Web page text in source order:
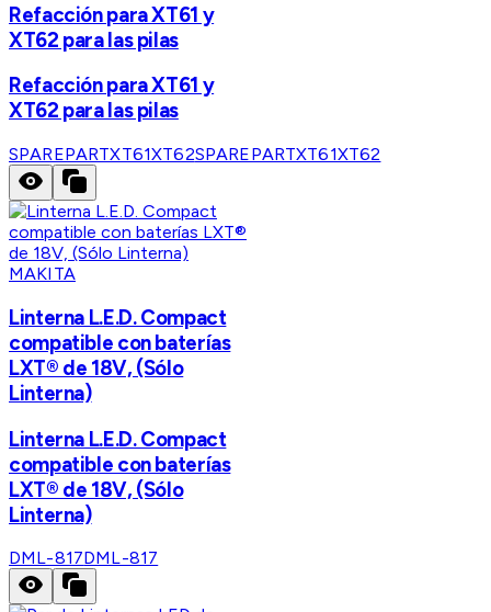
Refacción para XT61 y
XT62 para las pilas
Refacción para XT61 y
XT62 para las pilas
SPAREPARTXT61XT62SPAREPARTXT61XT62
MAKITA
Linterna L.E.D. Compact
compatible con baterías
LXT® de 18V, (Sólo
Linterna)
Linterna L.E.D. Compact
compatible con baterías
LXT® de 18V, (Sólo
Linterna)
DML-817DML-817